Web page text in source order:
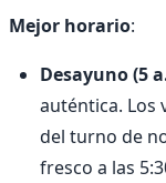
Mejor horario:
Desayuno (5
auténtica. Los
del turno de
fresco a las